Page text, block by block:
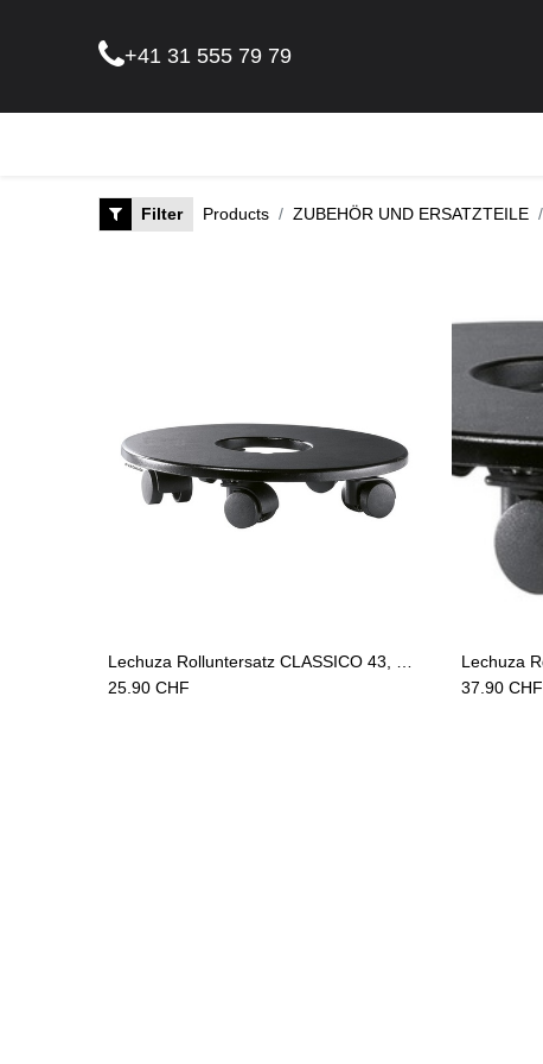
+41 31 555 79 79
Filter Products ZUBEHÖR UND ERSATZTEILE
Add to Cart
25.90CHF
37.90 CHF